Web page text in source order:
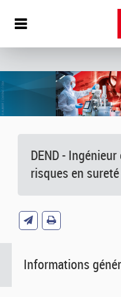
DEND -
risques en
Informations